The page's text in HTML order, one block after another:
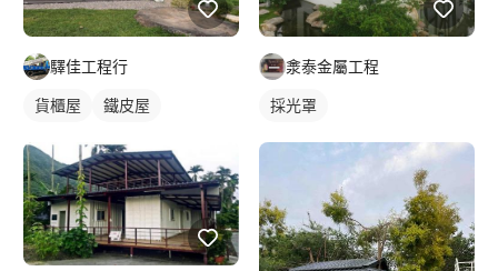
驛佳工程行
貨櫃屋 鐵皮屋
淾泰金屬工程
採光罩